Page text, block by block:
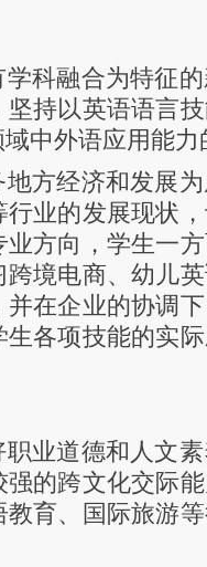
科融合为特征
持以英语语言
中外语应用能力
方经济和发展
业的发展现状
方向，学生一
境电商、幼儿
在企业的协调
各项技能的实
业道德和人文
的跨文化交际
育、国际旅游